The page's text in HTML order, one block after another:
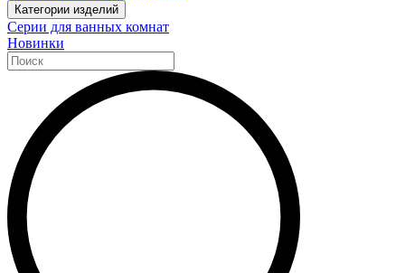
Категории изделий
Серии для ванных комнат
Новинки